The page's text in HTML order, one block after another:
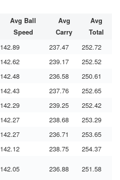
Avg Ball
Speed
Avg
Carry
Avg
Total
142.89 237.47
252.72
142.62 239.17
252.52
142.48 236.58
250.61
142.43 237.76
252.65
142.29 239.25
252.42
142.27 238.68
253.29
142.27 236.71
253.65
142.12 238.75 254.37
142.05 236.88 251.58